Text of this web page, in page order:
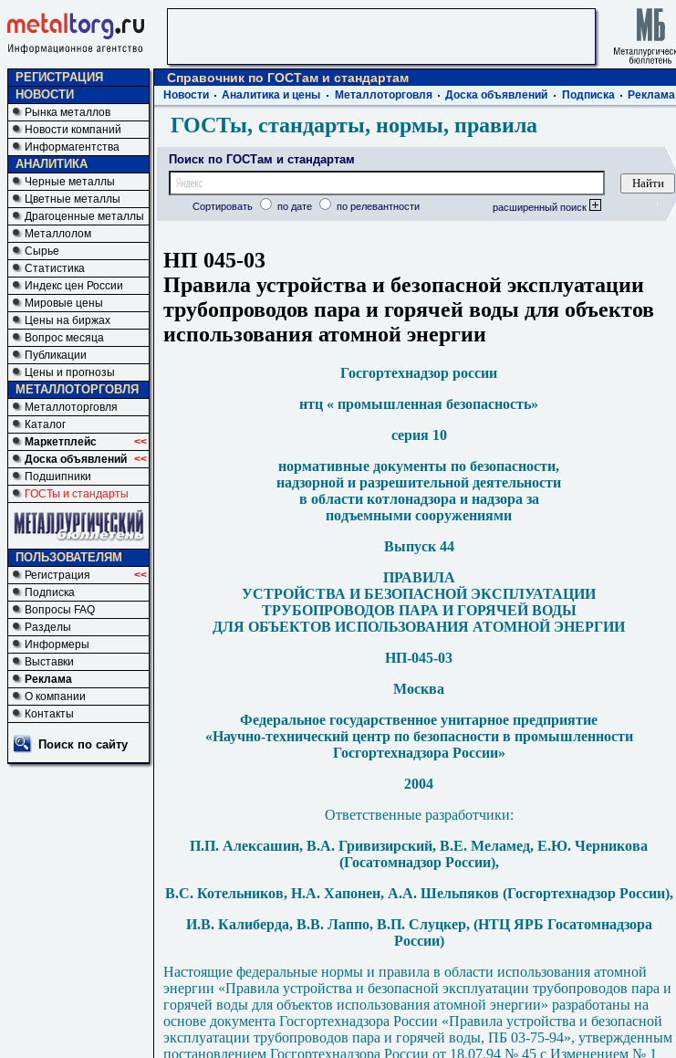
РЕГИСТРАЦИЯ
НОВОСТИ
Рынка металлов
Новости компаний
Информагентства
АНАЛИТИКА
Черные металлы
Цветные металлы
Драгоценные металлы
Металлолом
Сырье
Статистика
Индекс цен России
Мировые цены
Цены на биржах
Вопрос месяца
Публикации
Цены и прогнозы
МЕТАЛЛОТОРГОВЛЯ
Металлоторговля
Каталог
Маркетплейс
<<
Доска объявлений <<
Подшипники
ГОСТы и стандарты
ПОЛЬЗОВАТЕЛЯМ
Регистрация
<<
Подписка
Вопросы FAQ
Разделы
Информеры
Выставки
Реклама
О компании
Контакты
Поиск по сайту
Справочник по ГОСТам и стандартам
Новости Аналитика и цены Металлоторговля Доска объявлений Подписка Реклама
ГОСТы, стандарты, нормы, правила
Поиск по ГОСТам и стандартам
Сортировать по дате по релевантности расширенный поиск
НП 045-03
Правила устройства и безопасной эксплуатации
трубопроводов пара и горячей воды для объектов
использования атомной энергии
Госгортехнадзор россии
нтц « промышленная безопасность»
серия 10
нормативные документы по безопасности,
надзорной и разрешительной деятельности
в области котлонадзора и надзора за
подъемными сооружениями
Выпуск 44
ПРАВИЛА
УСТРОЙСТВА И БЕЗОПАСНОЙ ЭКСПЛУАТАЦИИ
ТРУБОПРОВОДОВ ПАРА И ГОРЯЧЕЙ ВОДЫ
ДЛЯ ОБЪЕКТОВ ИСПОЛЬЗОВАНИЯ АТОМНОЙ ЭНЕРГИИ
НП-045-03
Москва
Федеральное государственное унитарное предприятие
«Научно-технический центр по безопасности в промышленности
Госгортехнадзора России»
2004
Ответственные разработчики:
П.П. Алексашин, В.А. Гривизирский, В.Е. Меламед, Е.Ю. Черникова
(Госатомнадзор России),
В.С. Котельников,Н.А. Хапонен, А.А. Шельпяков (Госгортехнадзор России),
И.В. Калиберда,В.В. Лаппо, В.П. Слуцкер, (НТЦЯРБ Госатомнадзора
России)
Настоящие федеральные нормы и правила в области использования атомной
энергии «Правила устройства и безопасной эксплуатации трубопроводов пара и
горячей воды для объектов использования атомной энергии» разработаны на
основе документа Госгортехнадзора России «Правила устройства и безопасной
эксплуатации трубопроводов пара и горячей воды, ПБ 03-75-94», утвержденным
постановлением Госгортехнадзора России от 18.07.94 № 45 с Изменением № 1